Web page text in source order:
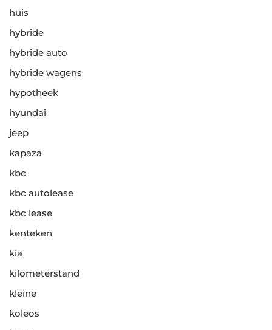
huis
hybride
hybride auto
hybride wagens
hypotheek
hyundai
jeep
kapaza
kbc
kbc autolease
kbc lease
kenteken
kia
kilometerstand
kleine
koleos